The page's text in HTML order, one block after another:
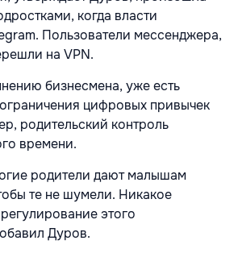
когда власти
Пользователи мессенджера,
на VPN.
бизнесмена, уже есть
цифровых привычек
родительский контроль
времени.
родители дают малышам
те не шумели. Никакое
этого
Дуров.